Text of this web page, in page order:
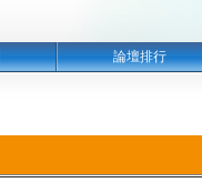
論壇排行